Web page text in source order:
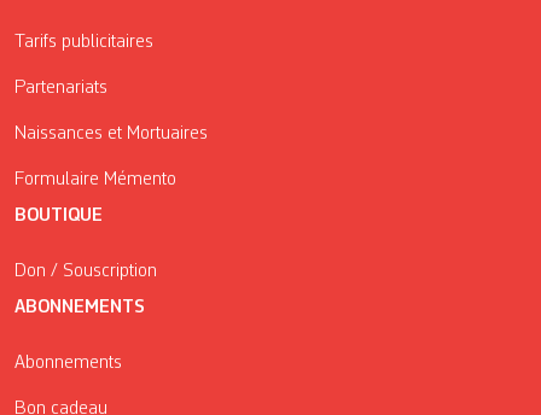
Tarifs publicitaires
Partenariats
Naissances et Mortuaires
Formulaire Mémento
BOUTIQUE
Don / Souscription
ABONNEMENTS
Abonnements
Bon cadeau